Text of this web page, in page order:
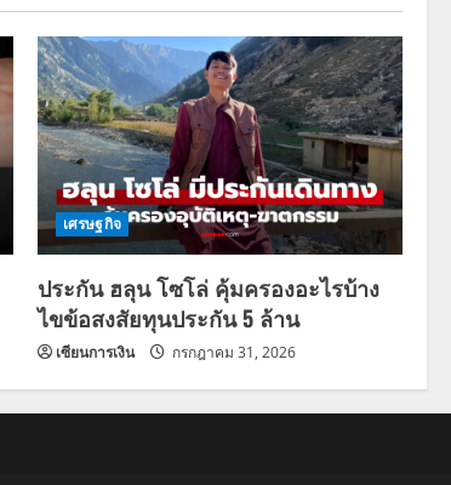
เศรษฐกิจ
ประกัน ฮลุน โซโล่ คุ้มครองอะไรบ้าง
ไขข้อสงสัยทุนประกัน 5 ล้าน
เซียนการเงิน กรกฎาคม 31, 2026